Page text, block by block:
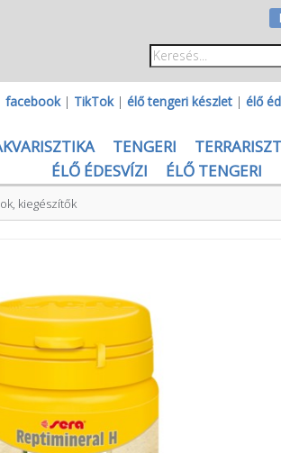
facebook| TikTok| élő tengeri készlet | élő
TENGERI
ÉLŐ ÉDESVÍZI
ÉLŐ TENGERI
kiegészítők